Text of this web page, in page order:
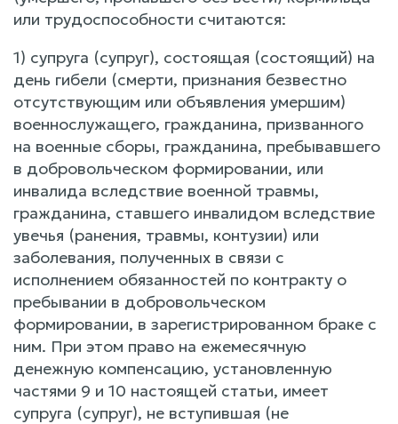
или трудоспособности считаются:
1) супруга (супруг), состоящая (состоящий) на
день гибели (смерти, признания безвестно
отсутствующим или объявления умершим)
военнослужащего, гражданина, призванного
на военные сборы, гражданина, пребывавшего
в добровольческом формировании, или
инвалида вследствие военной травмы,
гражданина, ставшего инвалидом вследствие
увечья (ранения, травмы, контузии) или
заболевания, полученных в связи с
исполнением обязанностей по контракту о
пребывании в добровольческом
формировании, в зарегистрированном браке с
ним. При этом право на ежемесячную
денежную компенсацию, установленную
частями 9 и 10 настоящей статьи, имеет
супруга (супруг), не вступившая (не